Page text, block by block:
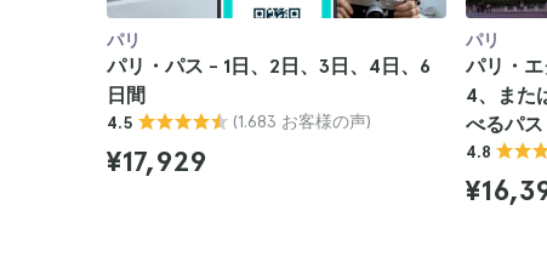
パリ
パリ・パス - 1日、2日、3日、4日、6
日間
4.5 (1.683 お客様の声)
¥17,929
パリ
パリ・エ
4、また
べるパス
4.8